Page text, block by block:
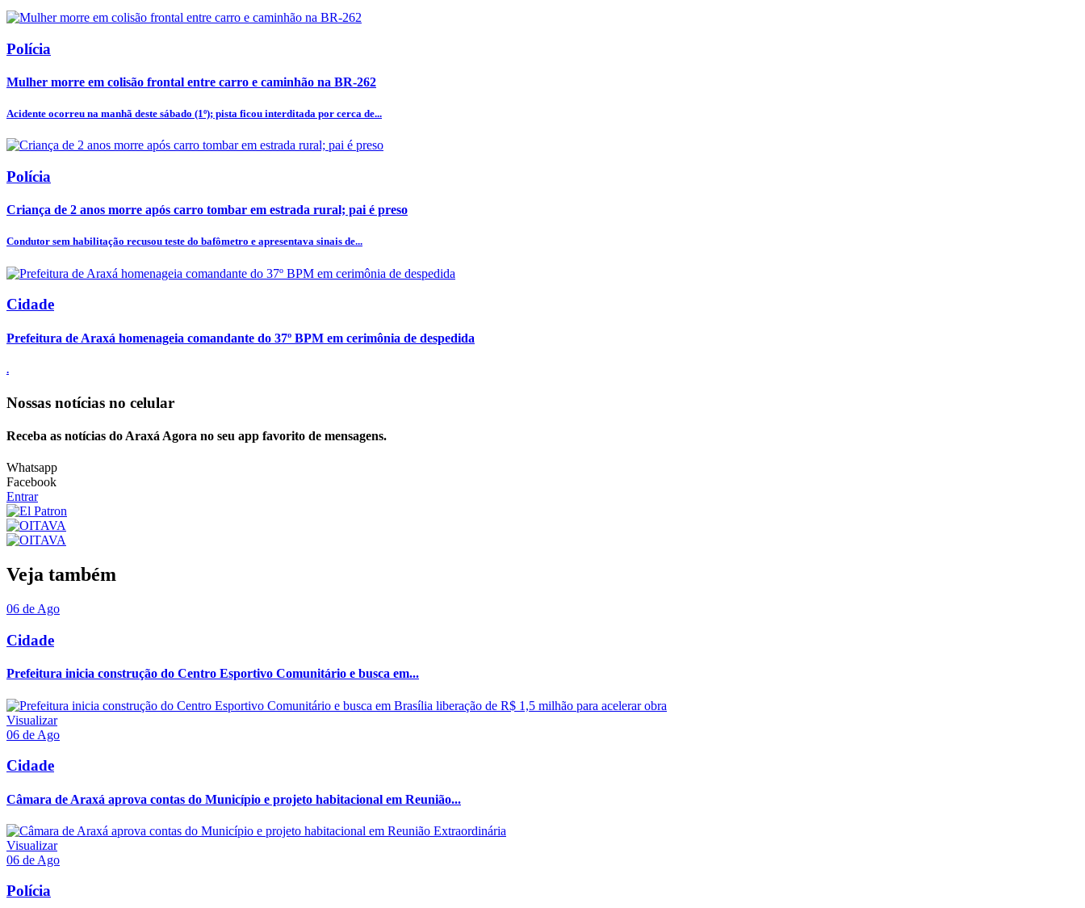
Polícia
Mulher morre em colisão frontal entre carro e caminhão na BR-262
Acidente ocorreu na manhã deste sábado (1º); pista ficou interditada por cerca de...
Polícia
Criança de 2 anos morre após carro tombar em estrada rural; pai é preso
Condutor sem habilitação recusou teste do bafômetro e apresentava sinais de...
Cidade
Prefeitura de Araxá homenageia comandante do 37º BPM em cerimônia de despedida
.
Nossas notícias no celular
Receba as notícias do Araxá Agora no seu app favorito de mensagens.
Whatsapp
Facebook
Entrar
Veja também
06 de Ago
Cidade
Prefeitura inicia construção do Centro Esportivo Comunitário e busca em...
Visualizar
06 de Ago
Cidade
Câmara de Araxá aprova contas do Município e projeto habitacional em Reunião...
Visualizar
06 de Ago
Polícia